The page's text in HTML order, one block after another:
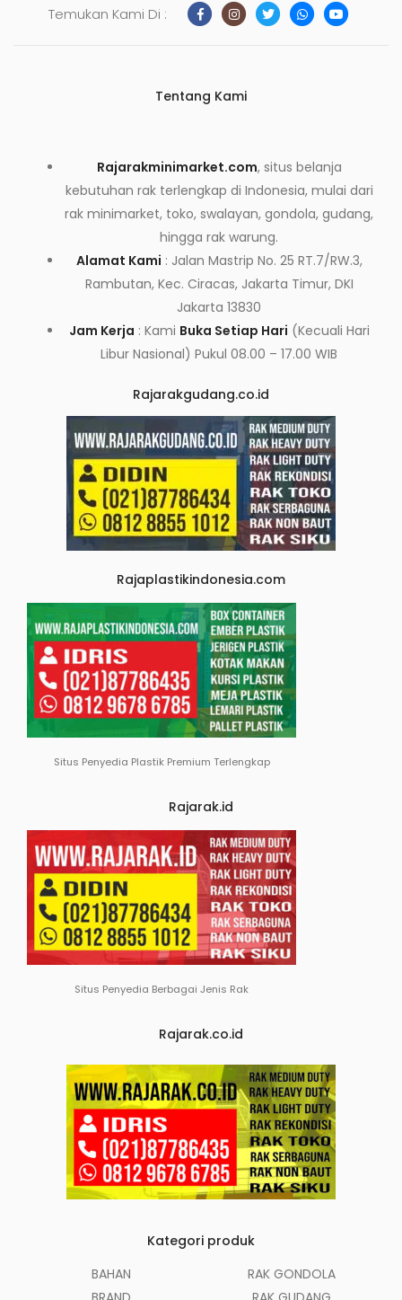
Temukan Kami Di :
Tentang Kami
Rajarakminimarket.com, situs belanja
kebutuhan rak terlengkap di Indonesia, mulai dari
rak minimarket, toko, swalayan, gondola, gudang,
hingga rak warung.
Alamat Kami : Jalan Mastrip No. 25 RT.7/RW.3,
Rambutan, Kec. Ciracas, Jakarta Timur, DKI
Jakarta 13830
Jam Kerja : Kami Buka Setiap Hari (Kecuali Hari
Libur Nasional) Pukul 08.00 – 17.00 WIB
Rajarakgudang.co.id
Rajaplastikindonesia.com
Situs Penyedia Plastik Premium Terlengkap
Rajarak.id
Situs Penyedia Berbagai Jenis Rak
Rajarak.co.id
Kategori produk
BAHAN
RAK GONDOLA